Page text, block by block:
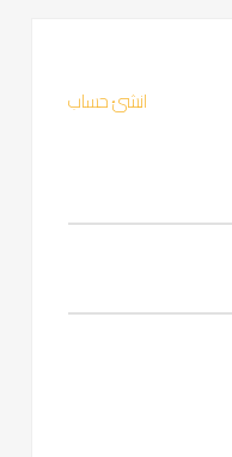
انشئ حساب